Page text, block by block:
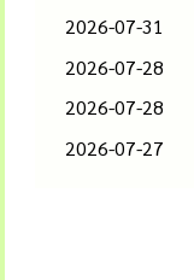
2026-07-31
2026-07-28
2026-07-28
2026-07-27